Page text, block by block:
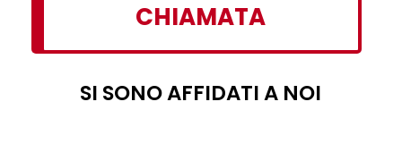
CHIAMATA
SI SONO AFFIDATI A NOI